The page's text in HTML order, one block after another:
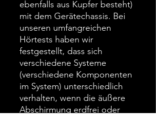
ebenfalls aus Kupfer besteht)
mit dem Gerätechassis. Bei
unseren umfangreichen
Hörtests haben wir
festgestellt, dass sich
verschiedene Systeme
(verschiedene Komponenten
im System) unterschiedlich
verhalten, wenn die äußere
Abschirmung erdfrei oder